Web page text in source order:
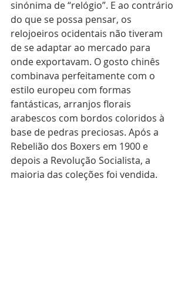
sinónima de “relógio”. E ao contrário
do que se possa pensar, os
relojoeiros ocidentais não tiveram
de se adaptar ao mercado para
onde exportavam. O gosto chinês
combinava perfeitamente com o
estilo europeu com formas
fantásticas, arranjos florais
arabescos com bordos coloridos à
base de pedras preciosas. Após a
Rebelião dos Boxers em 1900 e
depois a Revolução Socialista, a
maioria das coleções foi vendida.